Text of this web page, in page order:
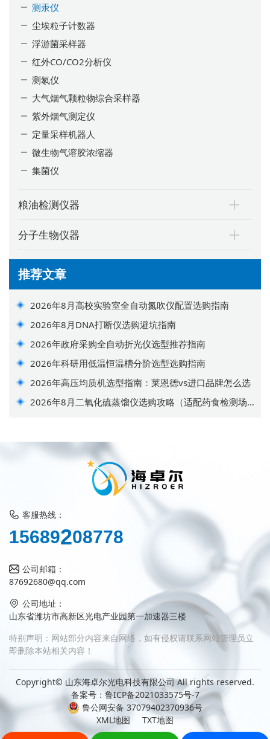
测汞仪
尘埃粒子计数器
浮游菌采样器
红外CO/CO2分析仪
测氡仪
大气烟气颗粒物综合采样器
紫外烟气测定仪
定量采样机器人
微生物气溶胶浓缩器
集菌仪
粮油检测仪器
分子生物仪器
推荐文章
2026年8月高校实验室全自动氮吹仪配置选购指南
2026年8月DNA打断仪选购避坑指南
2026年政府采购全自动折光仪选型推荐指南
2026年科研用低温恒温槽分阶选型选购指南
2026年高压均质机选型指南：莱恩德vs进口品牌怎么选
2026年8月二氧化硫蒸馏仪选购攻略（适配药食检测场
客服热线：
15689208778
公司邮箱：
87692680@qq.com
公司地址：
山东省潍坊市高新区光电产业园第一加速器三楼
特别声明：网站部分内容来自网络，如有侵权请联系网站管理员立
即删除本站相关内容！
Copyright© 山东海卓尔光电科技有限公司 All rights reserved.
备案号： 鲁ICP备2021033575号-7
鲁公网安备 37079402370936号
XML地图
TXT地图